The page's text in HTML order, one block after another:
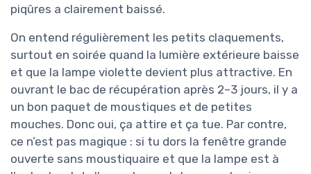
piqûres a clairement baissé.
On entend régulièrement les petits claquements,
surtout en soirée quand la lumière extérieure baisse
et que la lampe violette devient plus attractive. En
ouvrant le bac de récupération après 2–3 jours, il y a
un bon paquet de moustiques et de petites
mouches. Donc oui, ça attire et ça tue. Par contre,
ce n’est pas magique : si tu dors la fenêtre grande
ouverte sans moustiquaire et que la lampe est à